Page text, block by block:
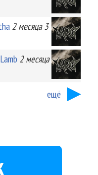
2 месяца 3
2 месяца
ещё